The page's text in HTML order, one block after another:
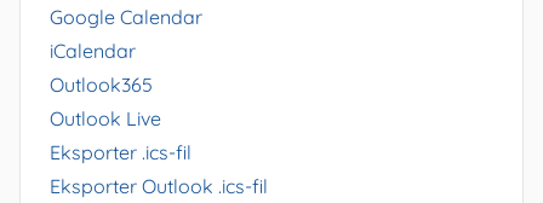
Google Calendar
iCalendar
Outlook365
Outlook Live
Eksporter .ics-fil
Eksporter Outlook .ics-fil